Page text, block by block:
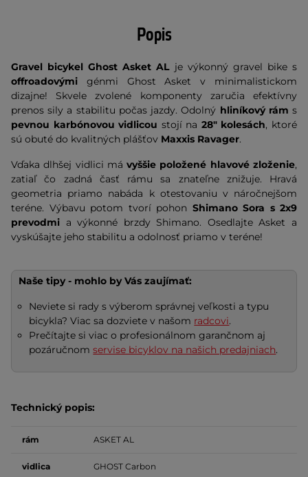
Popis
Gravel bicykel Ghost Asket ALje výkonný gravel bike s
offroadovými génmi Ghost Asket v minimalistickom
dizajne! Skvele zvolené komponenty zaručia efektívny
prenos sily a stabilitu počas jazdy. Odolný hliníkový rám s
pevnou karbónovou vidlicou stojí na 28" kolesách, ktoré
sú obuté do kvalitných plášťov Maxxis Ravager.
Vďaka dlhšej vidlici mávyššie položené hlavové zloženie,
zatiaľ čo zadná časť rámu sa znateľne znižuje. Hravá
geometria priamo nabáda k otestovaniu v náročnejšom
teréne. Výbavu potom tvorí pohon Shimano Sora s 2x9
prevodmi a výkonné brzdy Shimano. Osedlajte Asket a
vyskúšajte jeho stabilitu a odolnosť priamo v teréne!
Naše tipy - mohlo by Vás zaujímať:
Neviete si rady s výberom správnej veľkosti a typu
bicykla? Viac sa dozviete v našom radcovi.
Prečítajte si viac o profesionálnom garančnom aj
pozáručnomservise bicyklov na našich predajniach.
Technický popis:
rám ASKET AL
vidlica GHOST Carbon